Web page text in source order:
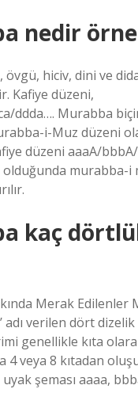
nedir
övgü, hiciv, dini ve
Kafiye düzeni,
ddda…. Murabba
i-Muz düzeni
düzeni aaaA/
murabba-
kaç
Merak Edilenler
adı verilen dört
genellikle kıta
4 veya 8 kıtadan
şeması aaaa,